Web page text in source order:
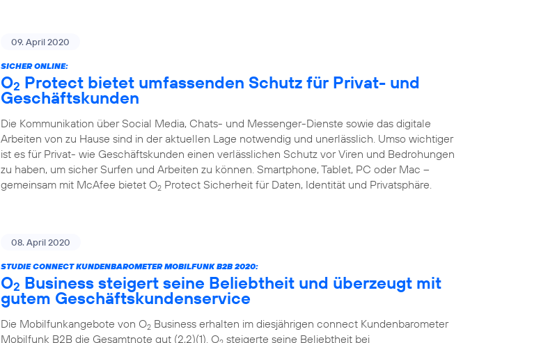
09. April 2020
SICHER ONLINE:
O2 Protect bietet umfassenden Schutz für Privat- und
Geschäftskunden
Die Kommunikation über Social Media, Chats- und Messenger-Dienste sowie das digitale
Arbeiten von zu Hause sind in der aktuellen Lage notwendig und unerlässlich. Umso wichtiger
ist es für Privat- wie Geschäftskunden einen verlässlichen Schutz vor Viren und Bedrohungen
zu haben, um sicher Surfen und Arbeiten zu können. Smartphone, Tablet, PC oder Mac –
gemeinsam mit McAfee bietet O2 Protect Sicherheit für Daten, Identität und Privatsphäre.
08. April 2020
STUDIE CONNECT KUNDENBAROMETER MOBILFUNK B2B 2020:
O2 Business steigert seine Beliebtheit und überzeugt mit
gutem Geschäftskundenservice
Die Mobilfunkangebote von O2 Business erhalten im diesjährigen connect Kundenbarometer
Mobilfunk B2B die Gesamtnote gut (2,2)(1). O steigerte seine Beliebtheit bei